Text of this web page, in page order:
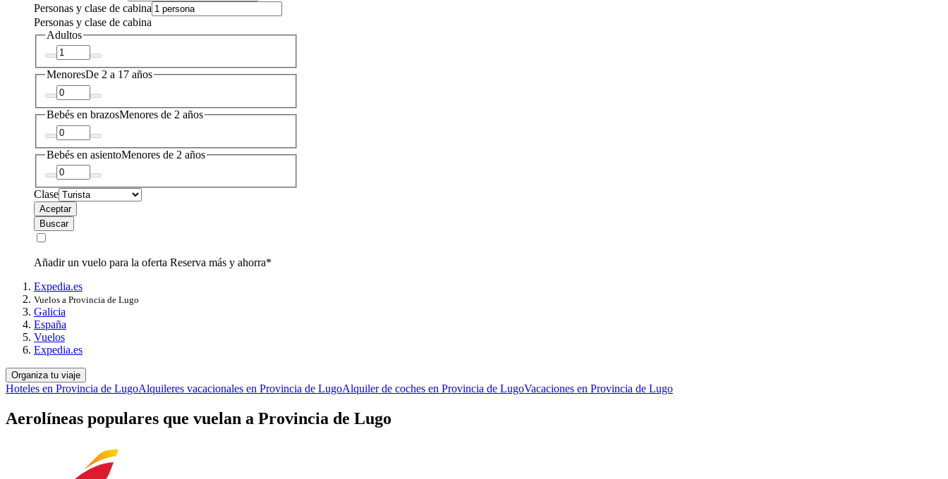
Personas y clase de cabina
Personas y clase de cabina
Adultos
MenoresDe 2 a 17 años
Bebés en brazosMenores de 2 años
Bebés en asientoMenores de 2 años
Clase
Aceptar
Buscar
Añadir un vuelo para la oferta Reserva más y ahorra*
Expedia.es
Vuelos a Provincia de Lugo
Galicia
España
Vuelos
Expedia.es
Organiza tu viaje
Hoteles en Provincia de LugoAlquileres vacacionales en Provincia de LugoAlquiler de coches en Provincia de LugoVacaciones en Provincia de Lugo
Aerolíneas populares que vuelan a Provincia de Lugo